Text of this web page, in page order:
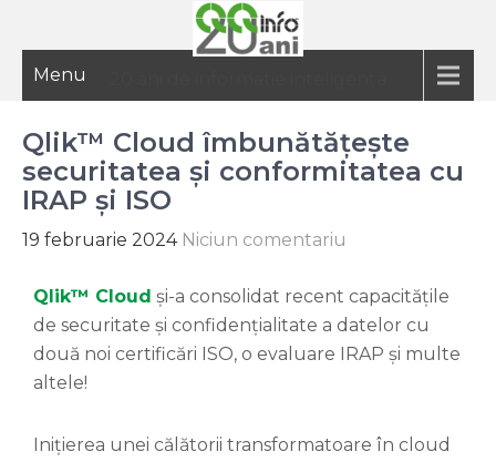
Menu
Qlik™ Cloud îmbunătățește
securitatea și conformitatea cu
IRAP și ISO
19 februarie 2024 Niciun comentariu
Qlik™ Cloud și-a consolidat recent capacitățile
de securitate și confidențialitate a datelor cu
două noi certificări ISO, o evaluare IRAP și multe
altele!
Inițierea unei călătorii transformatoare în cloud